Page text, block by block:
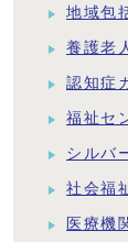
地域包
養護老
認知症
福祉セ
シルバ
社会福
医療機